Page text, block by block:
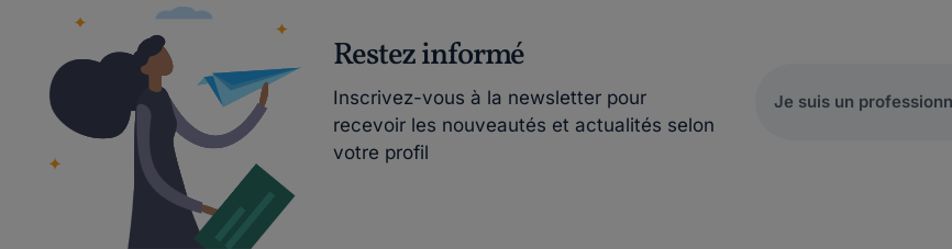
Restez informé
Inscrivez-vous à la newsletter pour
recevoir les nouveautés et actualités selon
votre profil